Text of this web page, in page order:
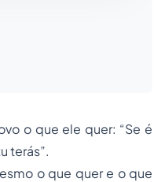
o que ele quer: “Se é
terás”.
o que quer e o que